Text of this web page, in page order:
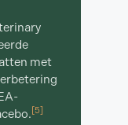
met
[5]